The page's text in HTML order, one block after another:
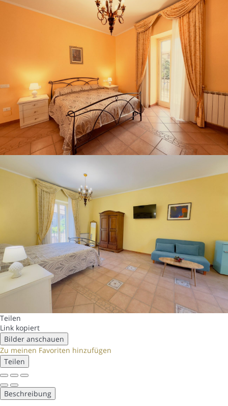
Teilen
Link kopiert
Bilder anschauen
Zu meinen Favoriten hinzufügen
Teilen
Beschreibung